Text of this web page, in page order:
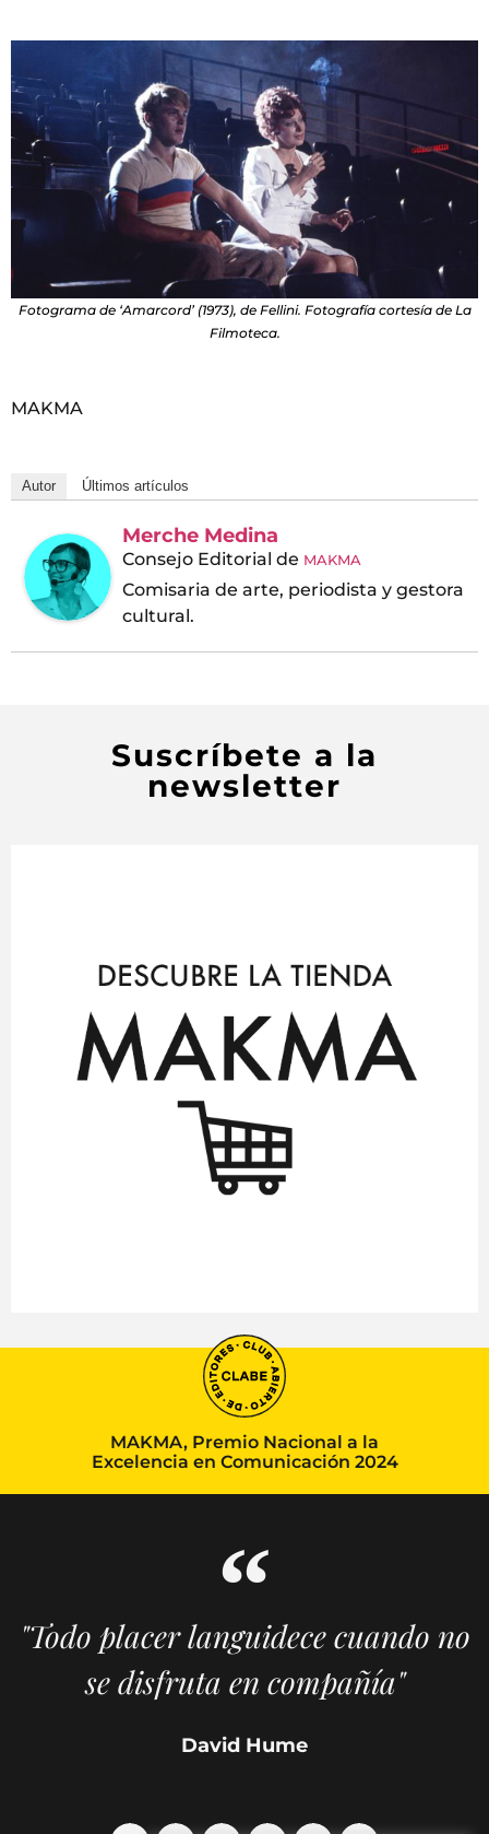
Fotograma de ‘Amarcord’ (1973), de Fellini. Fotografía cortesía de La
Filmoteca.
MAKMA
Autor Últimos artículos
Merche Medina
Consejo Editorial de MAKMA
Comisaria de arte, periodista y gestora
cultural.
Suscríbete a la
newsletter
MAKMA, Premio Nacional a la
Excelencia en Comunicación 2024
"Todo placer languidece cuando no
se disfruta en compañía"
David Hume